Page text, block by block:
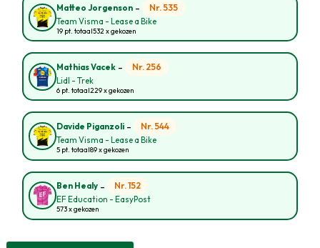
Matteo Jorgenson - Nr. 535
Team Visma - Lease a Bike
19 pt. totaal532 x gekozen
Mathias Vacek - Nr. 256
Lidl - Trek
6 pt. totaal229 x gekozen
Davide Piganzoli - Nr. 544
Team Visma - Lease a Bike
5 pt. totaal89 x gekozen
Ben Healy - Nr. 152
EF Education - EasyPost
573 x gekozen